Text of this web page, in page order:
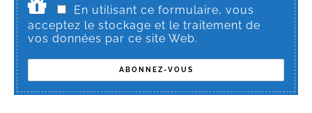
En utilisant ce formulaire, vous
acceptez le stockage et le traitement de
vos données par ce site Web.